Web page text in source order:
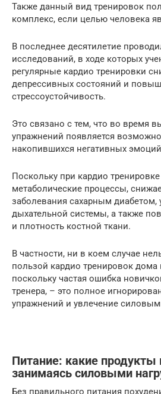
Также данный вид тренировок
комплекс, если целью человека
В последнее десятилетие
исследований, в ходе которых
регулярные кардио тренировки
депрессивных состояний и
стрессоустойчивость.
Это связано с тем, что во время
упражнений появляется
накопившихся негативных
Поскольку при кардио
метаболические процессы,
заболевания сахарным диабетом,
дыхательной системы, а также
и плотность костной ткани.
В частности, ни в коем случае
пользой кардио тренировок
поскольку частая ошибка
тренера, – это полное
упражнений и увлечение
Питание: какие
занимаясь силовыми
Без правильного питания